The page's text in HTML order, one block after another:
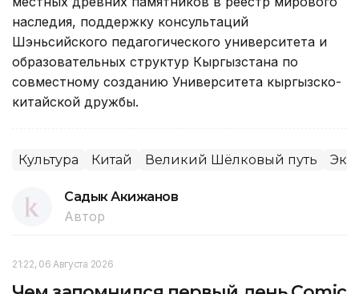
наследия, поддержку консультаций
Шэньсийского педагогического университета и
образовательных структур Кыргызстана по
совместному созданию Университета кыргызско-
китайской дружбы.
Культура Китай Великий Шёлковый путь
Садык Акижанов
Автор
21:22, 06 Августа 2026